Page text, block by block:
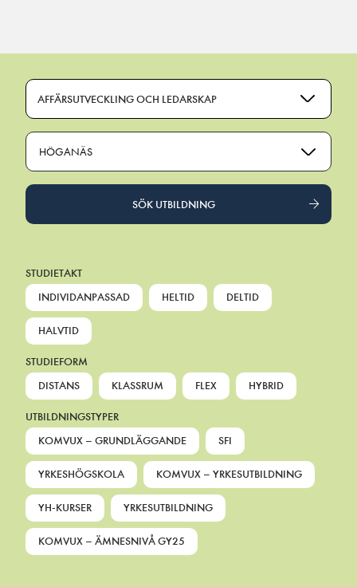
AFFÄRSUTVECKLING OCH LEDARSKAP
HÖGANÄS
SÖK UTBILDNING
STUDIETAKT
INDIVIDANPASSAD
HELTID DELTID
HALVTID
STUDIEFORM
DISTANS
KLASSRUM FLEX HYBRID
UTBILDNINGSTYPER
KOMVUX – GRUNDLÄGGANDE
SFI
YRKESHÖGSKOLA KOMVUX – YRKESUTBILDNING
YH-KURSER YRKESUTBILDNING
KOMVUX – ÄMNESNIVÅ GY25